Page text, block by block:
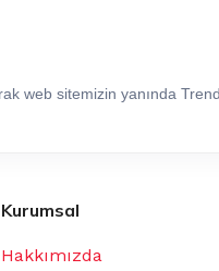
web sitemizin yanında
Kurumsal
Hakkımızda